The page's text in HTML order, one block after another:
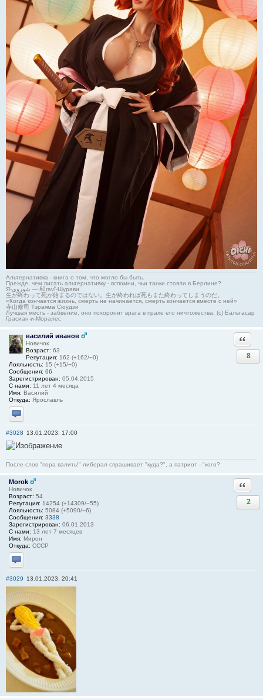
Альтернативка - книга о том, что могло бы быть.
Прежде, чем писать альтернативку - вспомни, чьи танки стояли в Берлине?
Я-شوروی — šûravî-Шурави
生が終わって死が始まるのではない。生が終われば死もまた終わってしまうのだ。
«Когда кончается жизнь, смерть не начинается, смерть кончается вместе с ней»
寺山修司 Тэраяма Сюудзи
Лучшая месть - забвение, оно похоронит врага в прахе его ничтожества. (с) Бальтасар
Грасиан-и-Моралес
василий иванов
Новичок
Возраст: 63
Репутация: 162 (+162/−0)
Лояльность: 15 (+15/−0)
Сообщения: 66
Зарегистрирован: 05.04.2015
С нами: 11 лет 4 месяца
Имя: Василий
Откуда: Ярославль
Отправить личное сообщение
8
#3028 13.01.2023, 17:00
После слов "пора валить!" либерал спрашивает "куда?", а патриот - "кого?
Morok
Новичок
Возраст: 54
Репутация: 14254 (+14309/−55)
Лояльность: 5084 (+5090/−6)
Сообщения: 3338
Зарегистрирован: 06.01.2013
С нами: 13 лет 7 месяцев
Имя: Мирон
Откуда: СССР
Отправить личное сообщение
2
#3029 13.01.2023, 20:41